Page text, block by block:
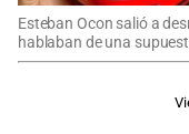
Esteban Ocon salió a
hablaban de una